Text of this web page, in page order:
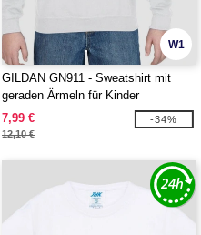
W1
GILDAN GN911 - Sweatshirt mit
geraden Ärmeln für Kinder
7,99 €
12,10 €
-34%